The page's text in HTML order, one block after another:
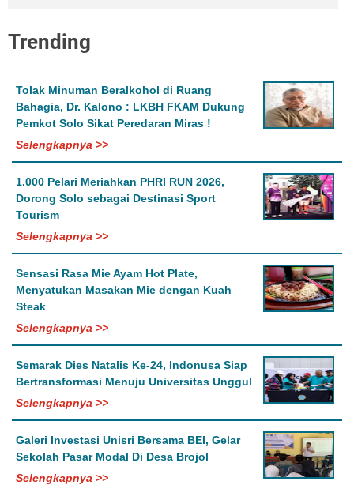
Trending
Tolak Minuman Beralkohol di Ruang
Bahagia, Dr. Kalono : LKBH FKAM Dukung
Pemkot Solo Sikat Peredaran Miras !
Selengkapnya >>
1.000 Pelari Meriahkan PHRI RUN 2026,
Dorong Solo sebagai Destinasi Sport
Tourism
Selengkapnya >>
Sensasi Rasa Mie Ayam Hot Plate,
Menyatukan Masakan Mie dengan Kuah
Steak
Selengkapnya >>
Semarak Dies Natalis Ke-24, Indonusa Siap
Bertransformasi Menuju Universitas Unggul
Selengkapnya >>
Galeri Investasi Unisri Bersama BEI, Gelar
Sekolah Pasar Modal Di Desa Brojol
Selengkapnya >>